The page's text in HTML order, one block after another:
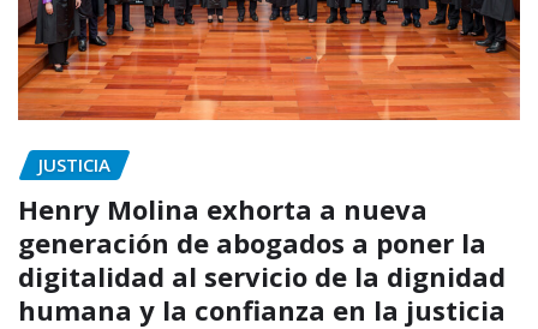
JUSTICIA
Henry Molina exhorta a nueva
generación de abogados a poner la
digitalidad al servicio de la dignidad
humana y la confianza en la justicia